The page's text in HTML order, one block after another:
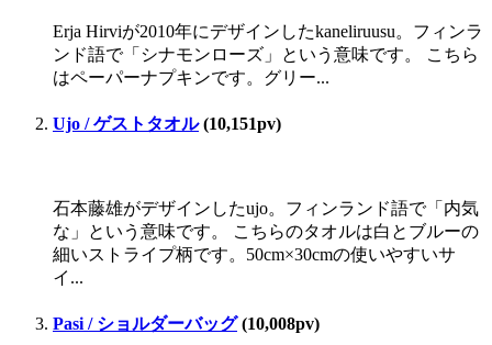
Erja Hirviが2010年にデザインしたkaneliruusu。フィンラ
ンド語で「シナモンローズ」という意味です。 こちら
はペーパーナプキンです。グリー...
Ujo / ゲストタオル(10,151pv)
石本藤雄がデザインしたujo。フィンランド語で「内気
な」という意味です。 こちらのタオルは白とブルーの
細いストライプ柄です。50cm×30cmの使いやすいサ
イ...
Pasi / ショルダーバッグ(10,008pv)